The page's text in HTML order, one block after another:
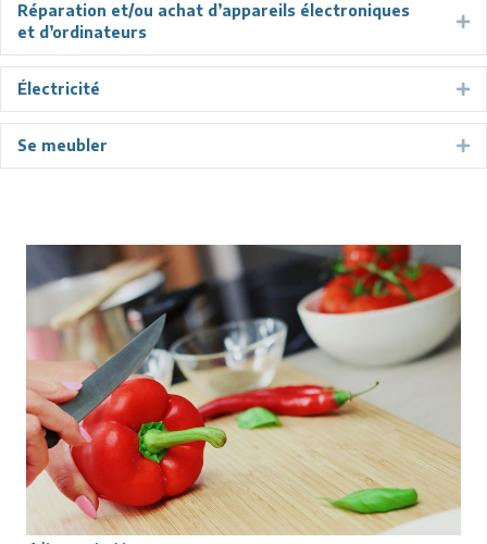
Réparation et/ou achat d’appareils électroniques
et d’ordinateurs
Électricité
Se meubler